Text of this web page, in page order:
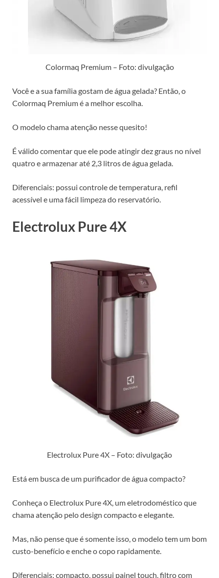
Colormaq Premium – Foto: divulgação
Você e a sua família gostam de água gelada? Então, o
Colormaq Premium é a melhor escolha.
O modelo chama atenção nesse quesito!
É válido comentar que ele pode atingir dez graus no nível
quatro e armazenar até 2,3 litros de água gelada.
Diferenciais: possui controle de temperatura, refil
acessível e uma fácil limpeza do reservatório.
Electrolux Pure 4X
Electrolux Pure 4X – Foto: divulgação
Está em busca de um purificador de água compacto?
Conheça o Electrolux Pure 4X, um eletrodoméstico que
chama atenção pelo design compacto e elegante.
Mas, não pense que é somente isso, o modelo tem um bom
custo-benefício e enche o copo rapidamente.
Diferenciais: compacto, possui painel touch, filtro com